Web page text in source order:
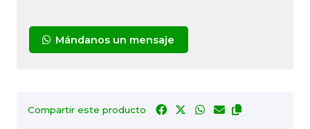
Mándanos un mensaje
Compartir este producto